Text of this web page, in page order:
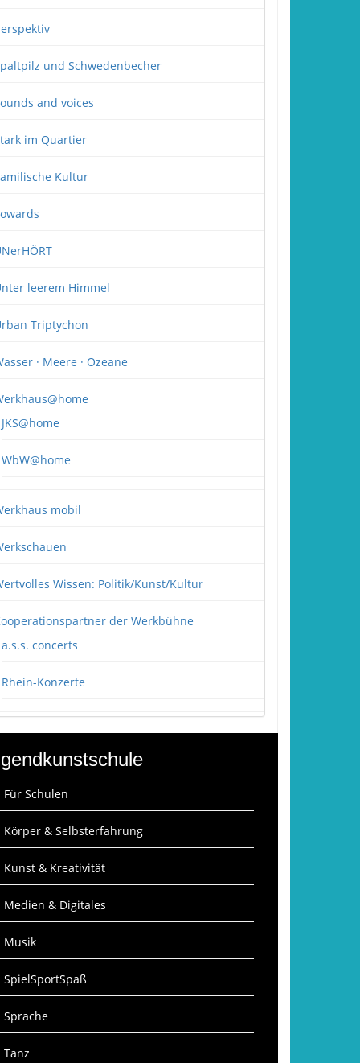
und Schwedenbecher
and voices
im Quartier
Kultur
leerem Himmel
Triptychon
· Meere · Ozeane
JKS@home
WbW@home
mobil
Wissen: Politik/Kunst/Kultur
der Werkbühne
a.s.s. concerts
Rhein-Konzerte
Für Schulen
Körper & Selbsterfahrung
Kunst & Kreativität
Medien & Digitales
Musik
SpielSportSpaß
Sprache
Tanz